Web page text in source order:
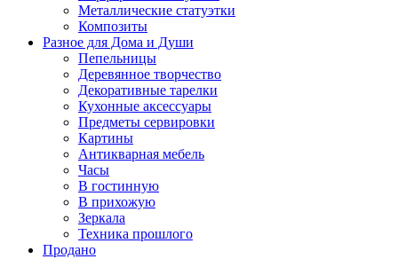
Металлические статуэтки
Композиты
Разное для Дома и Души
Пепельницы
Деревянное творчество
Декоративные тарелки
Кухонные аксессуары
Предметы сервировки
Картины
Антикварная мебель
Часы
В гостинную
В прихожую
Зеркала
Техника прошлого
Продано